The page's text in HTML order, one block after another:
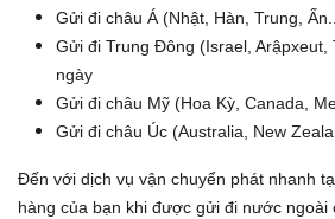
Gửi đi châu Á (Nhật, Hàn, Trung,
Gửi đi Trung Đông (Israel, Arậpxeut,
ngày
Gửi đi châu Mỹ (Hoa Kỳ, Canada,
Gửi đi châu Úc (Australia, New
Đến với dịch vụ vận chuyển phát nhanh
hàng của bạn khi được gửi đi nước ngoài